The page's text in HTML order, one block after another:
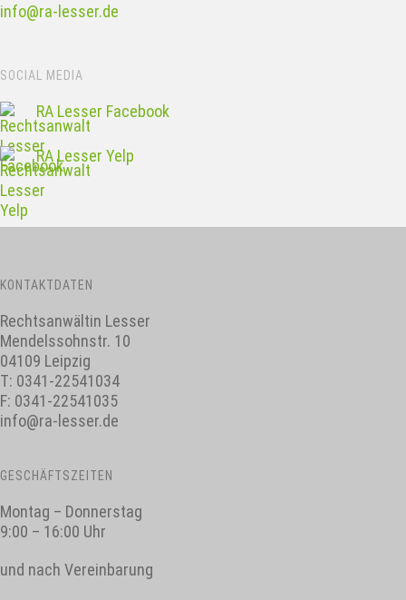
info@ra-lesser.de
SOCIAL MEDIA
RA Lesser Facebook
RA Lesser Yelp
KONTAKTDATEN
Rechtsanwältin Lesser
Mendelssohnstr. 10
04109 Leipzig
T: 0341-22541034
F: 0341-22541035
info@ra-lesser.de
GESCHÄFTSZEITEN
Montag – Donnerstag
9:00 – 16:00 Uhr
und nach Vereinbarung